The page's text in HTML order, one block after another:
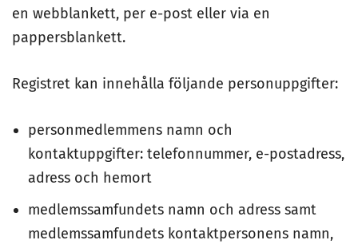
en webblankett, per e-post eller via en
pappersblankett.
Registret kan innehålla följande personuppgifter:
personmedlemmens namn och
kontaktuppgifter: telefonnummer, e-postadress,
adress och hemort
medlemssamfundets namn och adress samt
medlemssamfundets kontaktpersonens namn,